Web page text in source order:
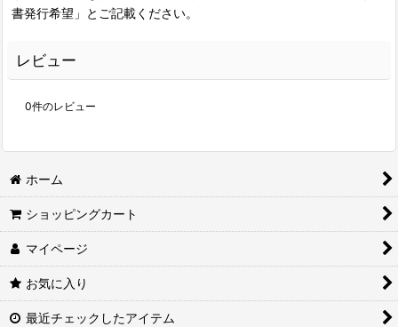
書発行希望」とご記載ください。
レビュー
0件のレビュー
ホーム
ショッピングカート
マイページ
お気に入り
最近チェックしたアイテム